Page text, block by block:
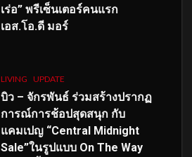
เร่อ” พรีเซ็นเตอร์คนแรก
เอส.โอ.ดี มอร์
LIVING UPDATE
บิว – จักรพันธ์ ร่วมสร้างปรากฏ
การณ์การช้อปสุดสนุก กับ
แคมเปญ “Central Midnight
Sale”ในรูปแบบ On The Way